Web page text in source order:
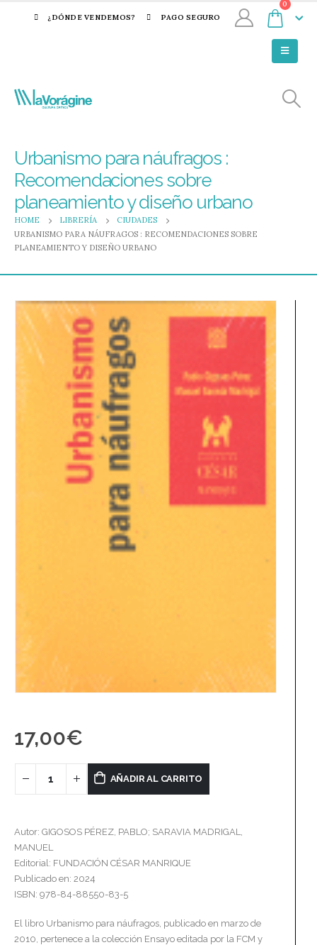
¿DÓNDE VENDEMOS? PAGO SEGURO
0
Urbanismo para náufragos :
Recomendaciones sobre
planeamiento y diseño urbano
HOME LIBRERÍA
CIUDADES
URBANISMO PARA NÁUFRAGOS : RECOMENDACIONES SOBRE
PLANEAMIENTO Y DISEÑO URBANO
17,00€
AÑADIR AL CARRITO
Autor: GIGOSOS PÉREZ, PABLO; SARAVIA MADRIGAL,
MANUEL
Editorial: FUNDACIÓN CÉSAR MANRIQUE
Publicado en: 2024
ISBN: 978-84-88550-83-5
El libro Urbanismo para náufragos, publicado en marzo de
2010, pertenece a la colección Ensayo editada por la FCM y